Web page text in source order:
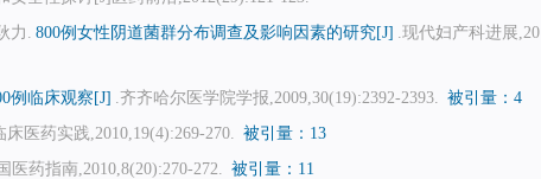
力. 800例女性阴道菌群分布调查及影响因素的研究[J] .现代妇产科进展,20
例临床观察[J] .齐齐哈尔医学院学报,2009,30(19):2392-2393. 被引量：4
床医药实践,2010,19(4):269-270. 被引量：13
医药指南,2010,8(20):270-272. 被引量：11